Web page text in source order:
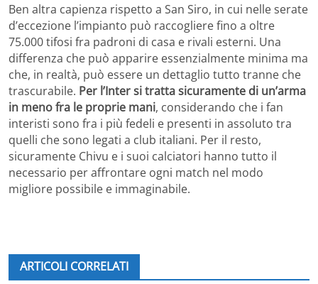
Ben altra capienza rispetto a San Siro, in cui nelle serate
d’eccezione l’impianto può raccogliere fino a oltre
75.000 tifosi fra padroni di casa e rivali esterni. Una
differenza che può apparire essenzialmente minima ma
che, in realtà, può essere un dettaglio tutto tranne che
trascurabile. Per l’Inter si tratta sicuramente di un’arma
in meno fra le proprie mani, considerando che i fan
interisti sono fra i più fedeli e presenti in assoluto tra
quelli che sono legati a club italiani. Per il resto,
sicuramente Chivu e i suoi calciatori hanno tutto il
necessario per affrontare ogni match nel modo
migliore possibile e immaginabile.
ARTICOLI CORRELATI